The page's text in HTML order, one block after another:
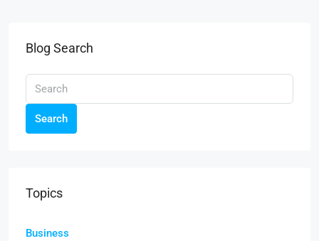
Blog Search
Search
Topics
Business